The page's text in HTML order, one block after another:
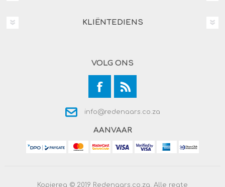
KLIËNTEDIENS
VOLG ONS
info@redenaars.co.za
AANVAAR
Kopiereg © 2019 Redenaars.co.za. Alle regte